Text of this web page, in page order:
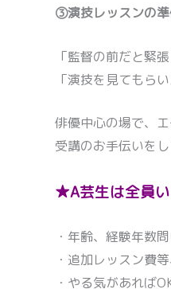
③演技レッスンの
「監督の前だと緊
「演技を見てもら
俳優中心の場で、
受講のお手伝いをし
★A芸生は全員い
・年齢、経験年数
・追加レッスン費
・やる気があれば